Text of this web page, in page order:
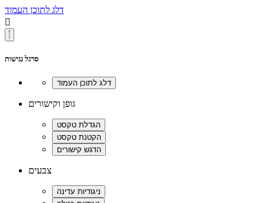
דלג לתוכן העמוד

סרגל נגישות
גופן וקישורים
צבעים